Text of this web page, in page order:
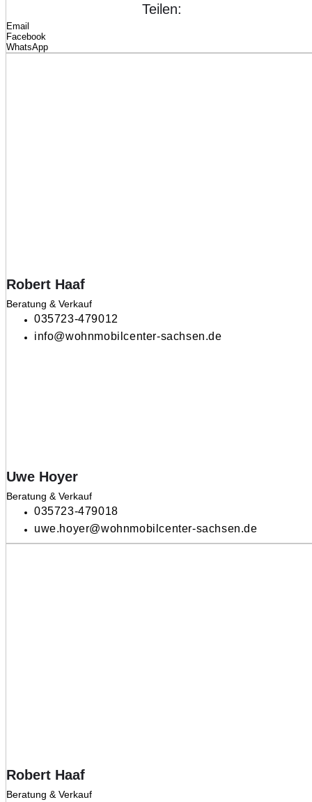
Teilen:
Email
Facebook
WhatsApp
Robert Haaf
Beratung & Verkauf
035723-479012
info@wohnmobilcenter-sachsen.de
Uwe Hoyer
Beratung & Verkauf
035723-479018
uwe.hoyer@wohnmobilcenter-sachsen.de
Robert Haaf
Beratung & Verkauf